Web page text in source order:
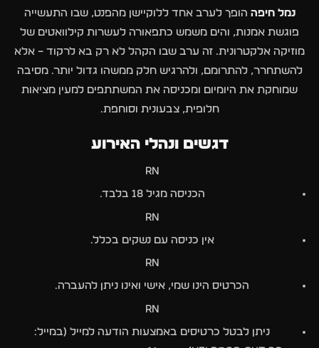
נמל חיפה הופך לערב אחד ללוקיישן מהפנט, שבו התעשייה
פוגשת אמנות, והים משמש כתפאורה לעשרות קילוואטים של
מוזיקה אלקטרונית. זה ערב שבו הקהל לא רק בא לרקוד – אלא
להשתחרר, להתרומם, ולהרגיש חלק ממשהו גדול יותר. מסיבה
שמוחקת את היומיום ומכניסה את המשתתפים למעין מציאות
חלופית, צבעונית וסוחפת.
דגשים ונהלי האירוע
rn
הכניסה מגיל 18 בלבד.
rn
אין כניסה עם נשקים בכלל.
rn
הכרטיס הינו שמי, אישי ואינו ניתן להעברה.
rn
ניתן לבטל כרטיסים באמצעות הודעה למייל (במייל: